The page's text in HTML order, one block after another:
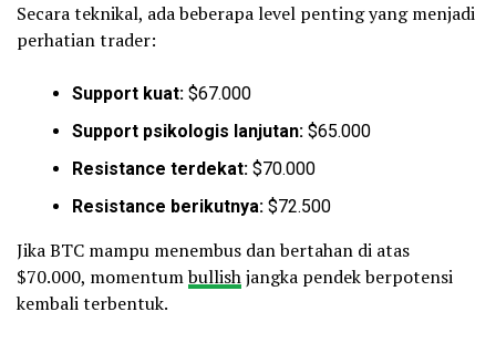
Secara teknikal, ada beberapa level penting yang menjadi
perhatian trader:
Support kuat: $67.000
Support psikologis lanjutan: $65.000
Resistance terdekat: $70.000
Resistance berikutnya: $72.500
Jika BTC mampu menembus dan bertahan di atas
$70.000, momentumbullishjangka pendek berpotensi
kembali terbentuk.